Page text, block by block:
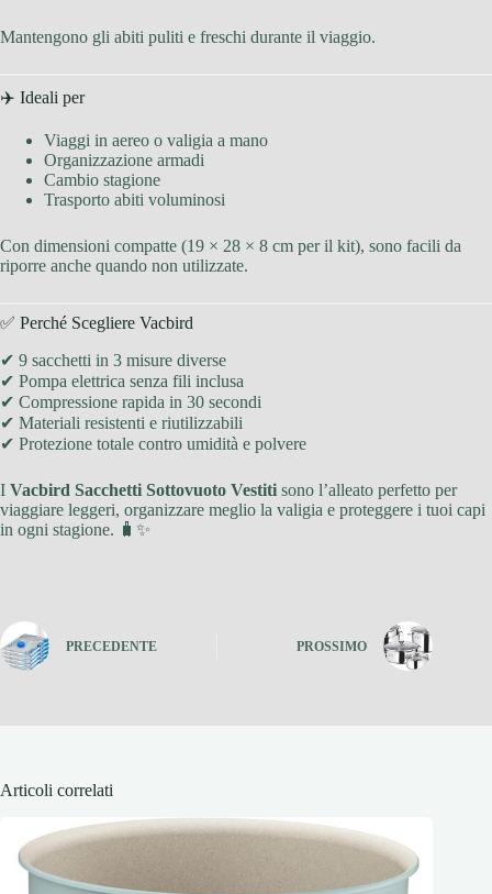
Mantengono gli abiti puliti e freschi durante il viaggio.
✈️ Ideali per
Viaggi in aereo o valigia a mano
Organizzazione armadi
Cambio stagione
Trasporto abiti voluminosi
Con dimensioni compatte (19 × 28 × 8 cm per il kit), sono facili da
riporre anche quando non utilizzate.
✅ Perché Scegliere Vacbird
✔ 9 sacchetti in 3 misure diverse
✔ Pompa elettrica senza fili inclusa
✔ Compressione rapida in 30 secondi
✔ Materiali resistenti e riutilizzabili
✔ Protezione totale contro umidità e polvere
I Vacbird Sacchetti Sottovuoto Vestiti sono l’alleato perfetto per
viaggiare leggeri, organizzare meglio la valigia e proteggere i tuoi capi
in ogni stagione. 🧳✨
PRECEDENTE PROSSIMO
Articoli correlati